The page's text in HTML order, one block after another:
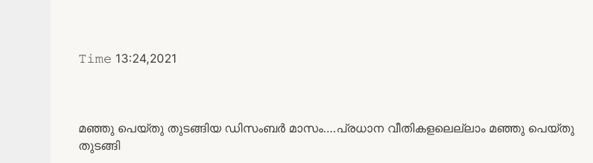
𝚃𝚒𝚖𝚎 13:24,2021
മഞ്ഞു പെയ്തു തുടങ്ങിയ ഡിസംബർ മാസം….പ്രധാന വീതികളലെല്ലാം മഞ്ഞു പെയ്തു
തുടങ്ങി